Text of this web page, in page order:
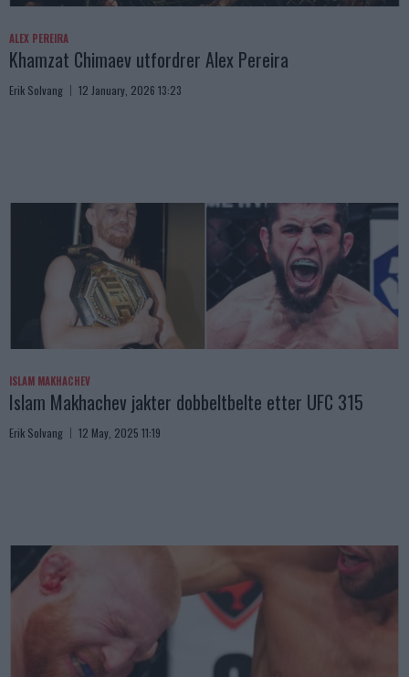
ALEX PEREIRA
Khamzat Chimaev utfordrer Alex Pereira
Erik Solvang 12 January, 2026 13:23
ISLAM MAKHACHEV
Islam Makhachev jakter dobbeltbelte etter UFC 315
Erik Solvang 12 May, 2025 11:19